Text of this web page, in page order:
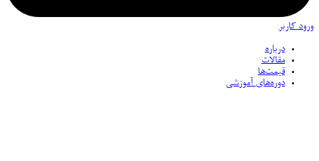
ورود کاربر
درباره
مقالات
قیمت‌ها
دوره‌های آموزشی